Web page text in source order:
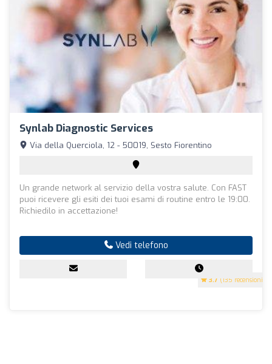
Synlab Diagnostic Services
3.7 (135 recensioni)
Via della Querciola, 12 - 50019, Sesto Fiorentino
Un grande network al servizio della vostra salute. Con FAST
puoi ricevere gli esiti dei tuoi esami di routine entro le 19:00.
Richiedilo in accettazione!
Vedi telefono